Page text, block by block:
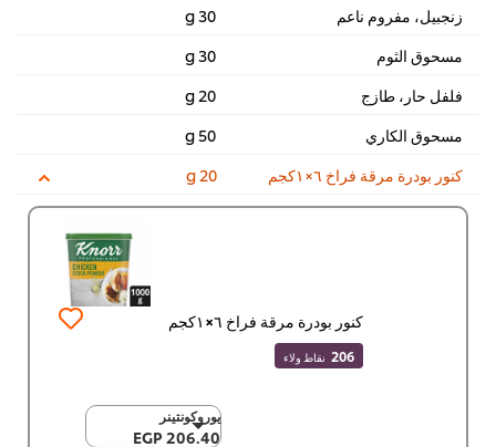
زنجبيل، مفروم ناعم
30 g
مسحوق الثوم
30 g
فلفل حار، طازج
20 g
مسحوق الكاري
50 g
كنور بودرة مرقة فراخ ٦×١كجم
20 g
كنور بودرة مرقة فراخ ٦×١كجم
206 نقاط ولاء
يوروكونتينر
206.40 EGP
يوروكونتينر
206.40 EGP